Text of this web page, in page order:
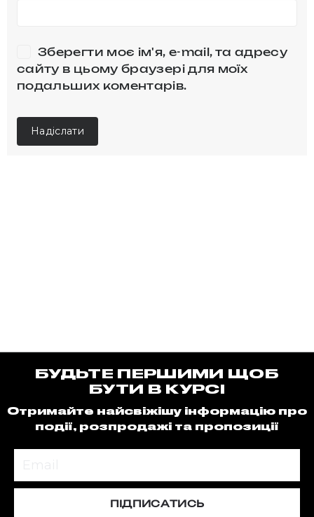
Зберегти моє ім'я, e-mail, та адресу
сайту в цьому браузері для моїх
подальших коментарів.
БУДЬТЕ ПЕРШИМИ ЩОБ
БУТИ В КУРСІ
Отримайте найсвіжішу інформацію про
події, розпродажі та пропозиції
ПІДПИСАТИСЬ